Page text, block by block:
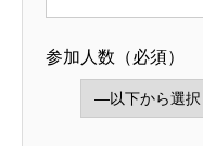
参加人数 （必須）